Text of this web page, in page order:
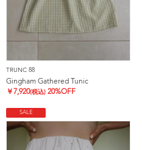
TRUNC 88
Gingham Gathered Tunic
￥ 7,920(税込) 20%OFF
SALE